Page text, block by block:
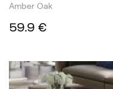
Amber Oak
59.9 €